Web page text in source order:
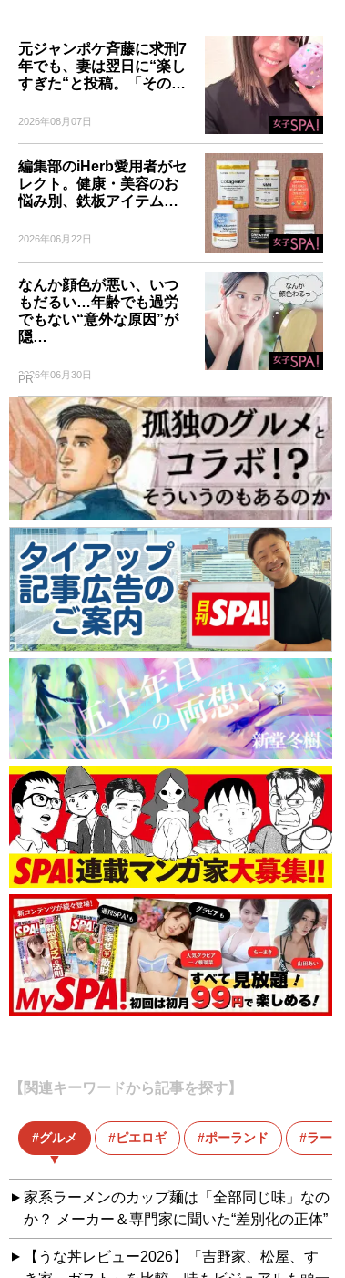
元ジャンポケ斉藤に求刑7
年でも、妻は翌日に“楽し
すぎた“と投稿。「その…
2026年08月07日
編集部のiHerb愛用者がセ
レクト。健康・美容のお
悩み別、鉄板アイテム…
2026年06月22日
なんか顔色が悪い、いつ
もだるい…年齢でも過労
でもない“意外な原因”が
隠…
2026年06月30日
PR
【関連キーワードから記事を探す】
グルメ ピエロギ ポーランド ラーメ
家系ラーメンのカップ麺は「全部同じ味」なの
か？ メーカー＆専門家に聞いた“差別化の正体”
【うな丼レビュー2026】「吉野家、松屋、す